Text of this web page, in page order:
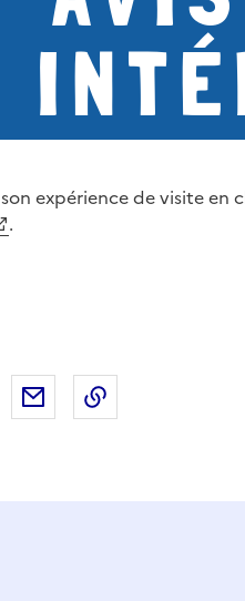
expérience de visite en
.
sur X (anciennement Twitter)
Partager sur LinkedIn
Partager par email
Copier dans